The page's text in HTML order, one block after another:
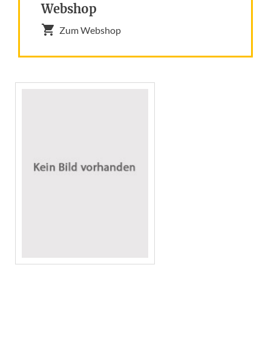
Webshop
Zum Webshop